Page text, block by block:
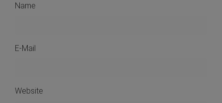
Name
E-Mail
Website